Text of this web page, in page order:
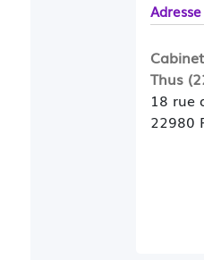
Thus
18 rue
22980